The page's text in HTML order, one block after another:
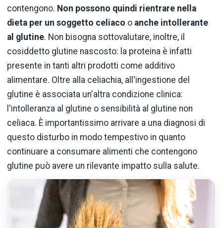
contengono. Non possono quindi rientrare nella
dieta per un soggetto celiaco o anche intollerante
al glutine. Non bisogna sottovalutare, inoltre, il
cosiddetto glutine nascosto: la proteina è infatti
presente in tanti altri prodotti come additivo
alimentare. Oltre alla celiachia, all'ingestione del
glutine è associata un'altra condizione clinica:
l'intolleranza al glutine o sensibilità al glutine non
celiaca. È importantissimo arrivare a una diagnosi di
questo disturbo in modo tempestivo in quanto
continuare a consumare alimenti che contengono
glutine può avere un rilevante impatto sulla salute.